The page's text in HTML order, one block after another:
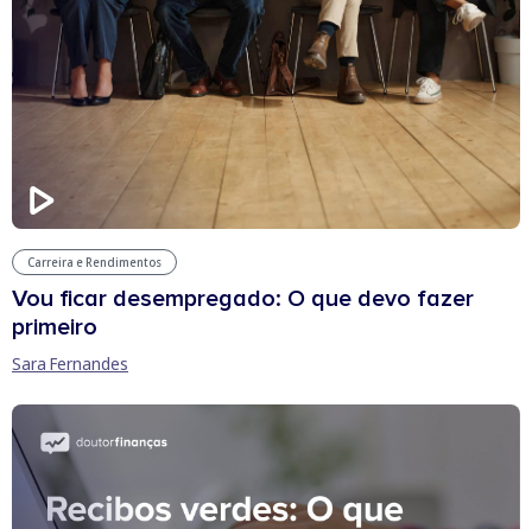
Carreira e Rendimentos
Vou ficar desempregado: O que devo fazer
primeiro
Sara Fernandes